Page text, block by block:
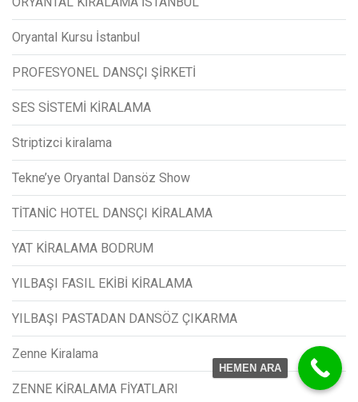
Oryantal Kursu İstanbul
PROFESYONEL DANSÇI ŞİRKETİ
SES SİSTEMİ KİRALAMA
Striptizci kiralama
Tekne’ye Oryantal Dansöz Show
TİTANİC HOTEL DANSÇI KİRALAMA
YAT KİRALAMA BODRUM
YILBAŞI FASIL EKİBİ KİRALAMA
YILBAŞI PASTADAN DANSÖZ ÇIKARMA
Zenne Kiralama
ZENNE KİRALAMA FİYATLARI
HEMEN ARA